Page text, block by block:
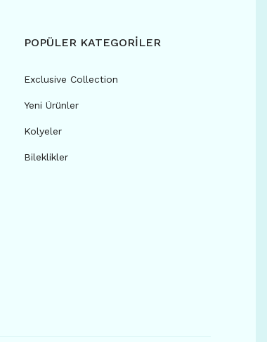
POPÜLER KATEGORİLER
Exclusive Collection
Yeni Ürünler
Kolyeler
Bileklikler